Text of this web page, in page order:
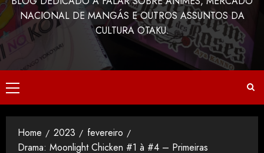
NACIONAL DE MANGÁS E OUTROS ASSUNTOS DA
CULTURA OTAKU.
Home 2023
fevereiro
Drama: Moonlight Chicken #1 à #4 – Primeiras